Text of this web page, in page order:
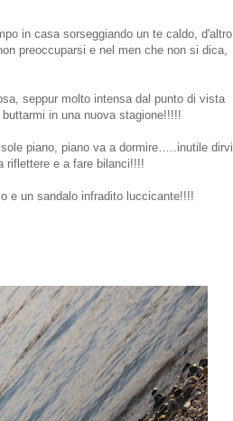
in casa sorseggiando un te caldo, d'altro
preoccuparsi e nel men che non si dica,
seppur molto intensa dal punto di vista
in una nuova stagione!!!!!
piano, piano va a dormire…..inutile dirvi
riflettere e a fare bilanci!!!!
e un sandalo infradito luccicante!!!!